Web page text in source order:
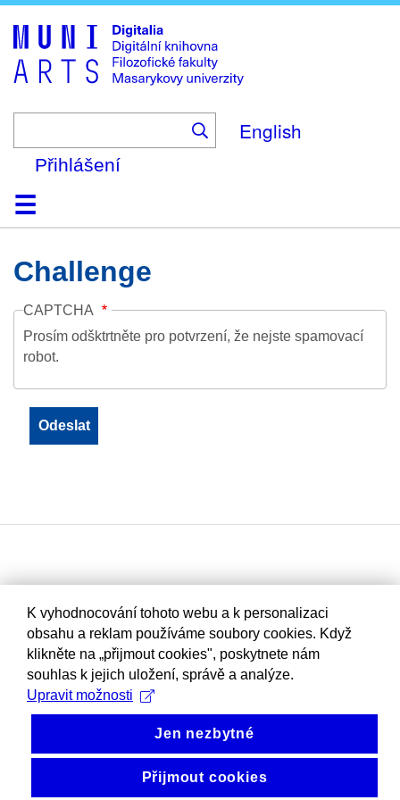
to
main
content
English
Přihlášení
DomůKolekce
Prohlížení
Vyhledávání
O platformě
Nápověda
KontaktDigitalia
Challenge
CAPTCHA
Prosím odšktrtněte pro potvrzení, že nejste spamovací
robot.
K vyhodnocování tohoto webu a k personalizaci
obsahu a reklam používáme soubory cookies. Když
klikněte na „přijmout cookies", poskytnete nám
souhlas k jejich uložení, správě a analýze.
Upravit možnosti
Jen nezbytné
Přijmout cookies